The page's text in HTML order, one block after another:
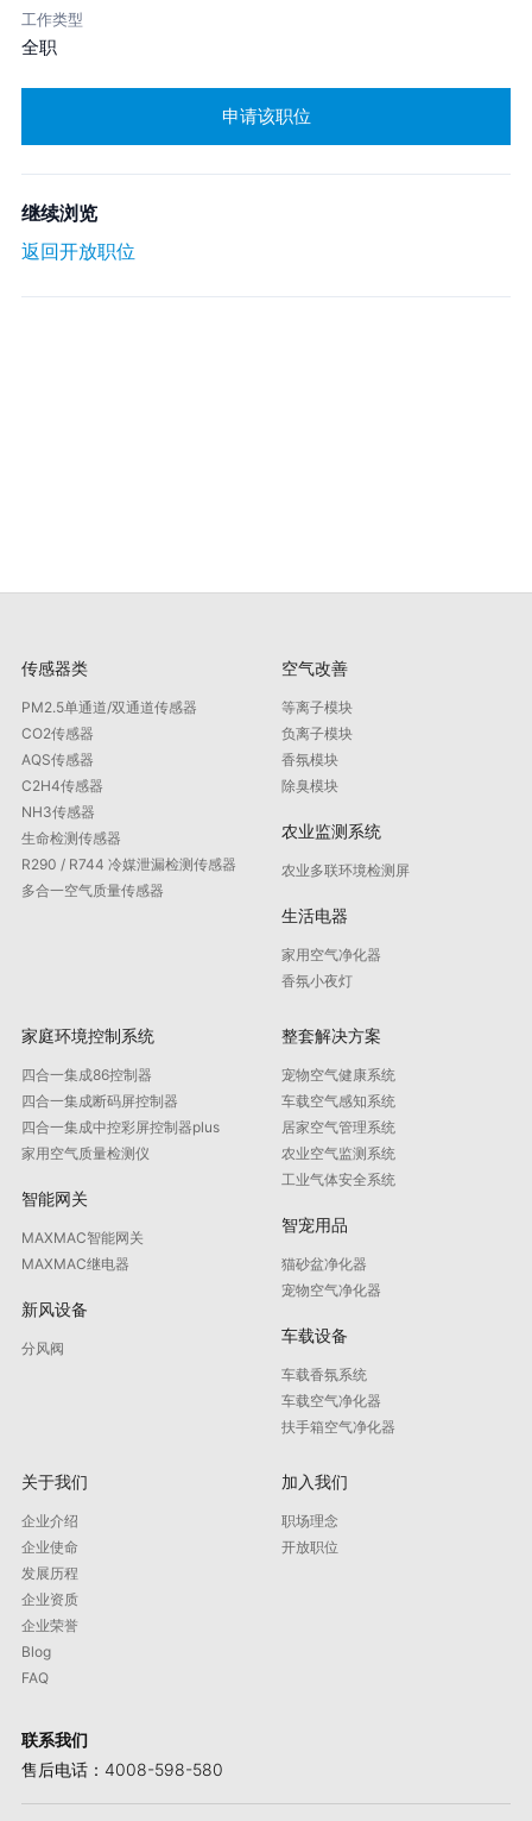
工作类型
全职
申请该职位
继续浏览
返回开放职位
传感器类
PM2.5单通道/双通道传感器
CO2传感器
AQS传感器
C2H4传感器
NH3传感器
生命检测传感器
R290 / R744 冷媒泄漏检测传感器
多合一空气质量传感器
空气改善
等离子模块
负离子模块
香氛模块
除臭模块
农业监测系统
农业多联环境检测屏
生活电器
家用空气净化器
香氛小夜灯
家庭环境控制系统
四合一集成86控制器
四合一集成断码屏控制器
四合一集成中控彩屏控制器plus
家用空气质量检测仪
智能网关
MAXMAC智能网关
MAXMAC继电器
新风设备
分风阀
整套解决方案
宠物空气健康系统
车载空气感知系统
居家空气管理系统
农业空气监测系统
工业气体安全系统
智宠用品
猫砂盆净化器
宠物空气净化器
车载设备
车载香氛系统
车载空气净化器
扶手箱空气净化器
关于我们
企业介绍
企业使命
发展历程
企业资质
企业荣誉
Blog
FAQ
加入我们
职场理念
开放职位
联系我们
售后电话：4008-598-580